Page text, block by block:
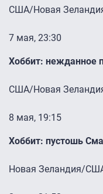
США/Новая
7 мая, 23:30
Хоббит: нежданное
США/Новая
8 мая, 19:15
Хоббит: пустошь
Новая Зеландия/